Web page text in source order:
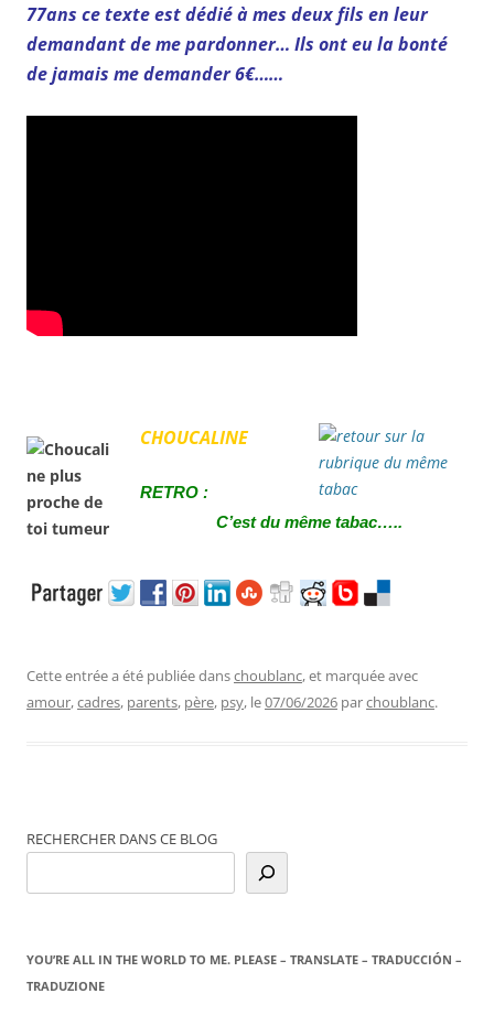
77ans ce texte est dédié à mes deux fils en leur
demandant de me pardonner… Ils ont eu la bonté
de jamais me demander 6€……
CHOUCALINE
RETRO :
C’est du même tabac…..
Cette entrée a été publiée danschoublanc, et marquée avec
amour,cadres, parents, père, psy, le07/06/2026 parchoublanc.
RECHERCHER DANS CE BLOG
YOU’RE ALL IN THE WORLD TO ME. PLEASE – TRANSLATE – TRADUCCIÓN –
TRADUZIONE